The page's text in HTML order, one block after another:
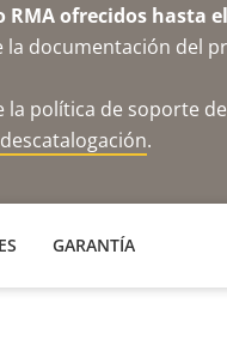
ofrecidos hasta el
la documentación del
política de soporte
.
GARANTÍA